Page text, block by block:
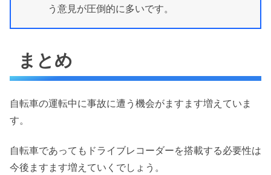
う意見が圧倒的に多いです。
まとめ
自転車の運転中に事故に遭う機会がますます増えていま
す。
自転車であってもドライブレコーダーを搭載する必要性は
今後ますます増えていくでしょう。